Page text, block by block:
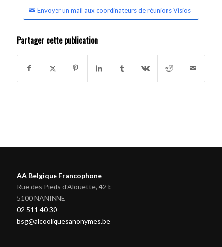
Envoyer un mail aux coordinateurs de réunions Visios
Partager cette publication
AA Belgique Francophone
Rue des Pieds d'Alouette, 42 b
5100 NANINNE
02 511 40 30
bsg@alcooliquesanonymes.be